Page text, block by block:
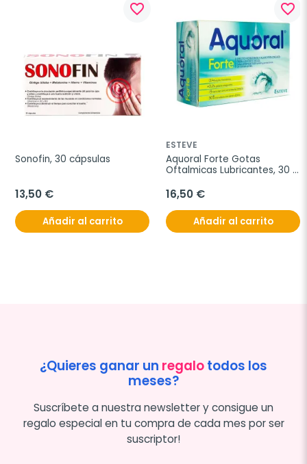
favorite_border
Sonofin, 30 cápsulas
13,50 €
Añadir al carrito
favorite_border
ESTEVE
Aquoral Forte Gotas
Oftalmicas Lubricantes, 30
16,50 €
Añadir al carrito
¿Quieres ganar un regalotodos los
meses?
Suscríbete a nuestra newsletter y consigue un
regalo especial en tu compra de cada mes por ser
suscriptor!